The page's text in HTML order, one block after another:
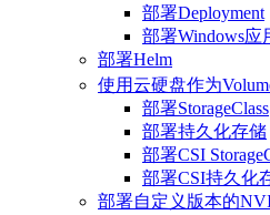
部署Deployment
部署Windows应
部署Helm
使用云硬盘作为
部署StorageClass
部署持久化存储
部署CSI
部署CSI持久化
部署自定义版本的